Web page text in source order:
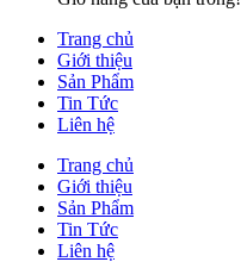
Trang chủ
Giới thiệu
Sản Phẩm
Tin Tức
Liên hệ
Trang chủ
Giới thiệu
Sản Phẩm
Tin Tức
Liên hệ